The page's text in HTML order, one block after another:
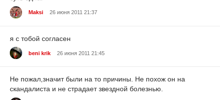
Maksi 26 июня 2011 21:37
я с тобой согласен
beni krik 26 июня 2011 21:45
Не пожал,значит были на то причины. Не похож он на
скандалиста и не страдает звездной болезнью.